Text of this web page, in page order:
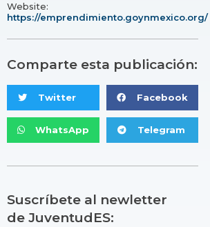
Website:
https://emprendimiento.goynmexico.org/
Comparte esta publicación:
Twitter Facebook
WhatsApp Telegram
Suscríbete al newletter
de JuventudES: